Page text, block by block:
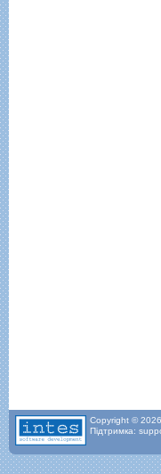
Copyright ©
Підтримка: